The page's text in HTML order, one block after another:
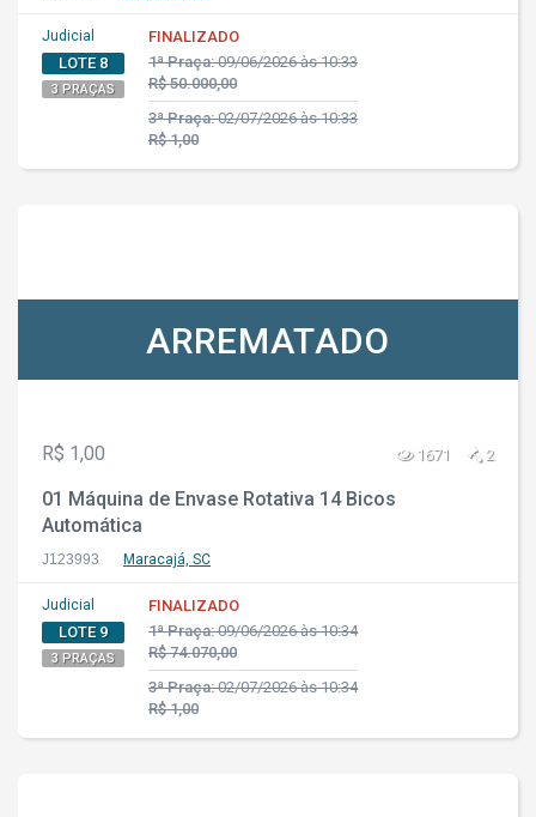
Judicial
LOTE 8
3 PRAÇAS
FINALIZADO
1ª Praça:09/06/2026 às 10:33
R$ 50.000,00
3ª Praça:02/07/2026 às 10:33
R$ 1,00
ARREMATADO
R$ 1,00 1671 2
01 Máquina de Envase Rotativa 14 Bicos
Automática
J123993 Maracajá, SC
Judicial
LOTE 9
3 PRAÇAS
FINALIZADO
1ª Praça:09/06/2026 às 10:34
R$ 74.070,00
3ª Praça:02/07/2026 às 10:34
R$ 1,00